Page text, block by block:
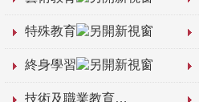
特殊教育
終身學習
技術及職業教育